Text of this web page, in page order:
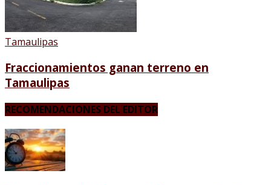
Tamaulipas
Fraccionamientos ganan terreno en
Tamaulipas
RECOMENDACIONES DEL EDITOR